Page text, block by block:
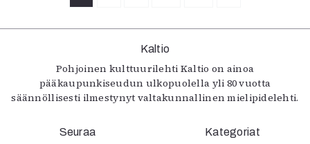
Kaltio
Pohjoinen kulttuurilehti Kaltio on ainoa
pääkaupunkiseudun ulkopuolella yli 80 vuotta
säännöllisesti ilmestynyt valtakunnallinen mielipidelehti.
Seuraa Kategoriat